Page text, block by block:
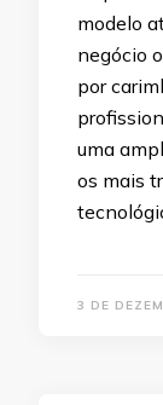
modelo
negócio
por
uma
os mais
3 DE